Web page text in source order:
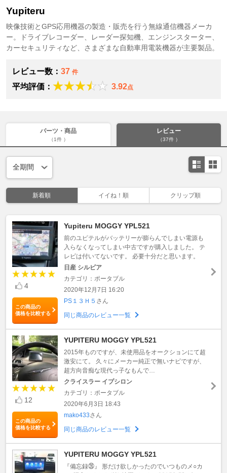
Yupiteru
映像技術とGPS応用機器の製造・販売を行う無線通信機器メーカ
ー。ドライブレコーダー、レーダー探知機、エンジンスターター、
カーセキュリティなど、さまざまな自動車用電装機器が主要製品。
レビュー数： 37 件
平均評価： 3.92点
パーツ・商品
（1件 ）
レビュー
（37件 ）
新着順 イイね！順 クリップ順
4
この商品の
価格を比較する
Yupiteru MOGGY YPL521
前のユピテルがバッテリーが膨らんでしまい電源も
入らなくなってしまい中古ですが購入しました。 テ
レビは付いてないです。 必要十分だと思います。
日産 シルビア
カテゴリ：ポータブル
2020年12月7日 16:20
PS１３Ｈ５ さん
同じ商品のレビュー一覧
12
この商品の
価格を比較する
YUPITERU MOGGY YPL521
2015年ものですが、未使用品をオークションにて超
激安にて。 久々にメーカー純正で無いナビですが、
超方向音痴な現代っ子なもんで…
クライスラー イプシロン
カテゴリ：ポータブル
2020年6月3日 18:43
mako433さん
同じ商品のレビュー一覧
YUPITERU MOGGY YPL521
『備忘録㉖』 形だけ欲しかったのでいつものメ○カ